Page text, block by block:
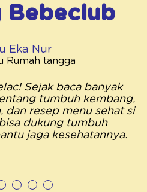
Bebeclub
Eka Nur
Rumah tangga
Sejak baca banyak
tumbuh kembang,
dan resep menu sehat si
dukung tumbuh
jaga kesehatannya.